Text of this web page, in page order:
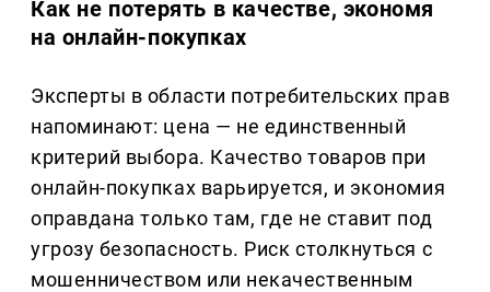
Как не потерять в качестве, экономя
на онлайн-покупках
Эксперты в области потребительских прав
напоминают: цена — не единственный
критерий выбора. Качество товаров при
онлайн-покупках варьируется, и экономия
оправдана только там, где не ставит под
угрозу безопасность. Риск столкнуться с
мошенничеством или некачественным